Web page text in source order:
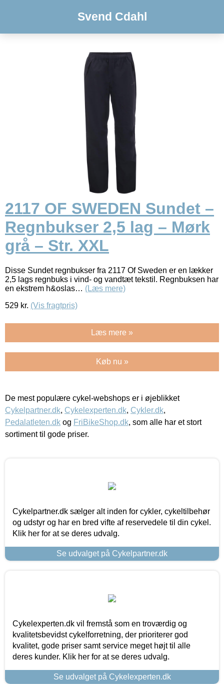
Svend Cdahl
2117 OF SWEDEN Sundet –
Regnbukser 2,5 lag – Mørk
grå – Str. XXL
Disse Sundet regnbukser fra 2117 Of Sweden er en lækker
2,5 lags regnbuks i vind- og vandtæt tekstil. Regnbuksen har
en ekstrem h&oslas… (Læs mere)
529 kr. (Vis fragtpris)
Læs mere »
Køb nu »
De mest populære cykel-webshops er i øjeblikket
Cykelpartner.dk, Cykelexperten.dk, Cykler.dk,
Pedalatleten.dk og FriBikeShop.dk, som alle har et stort
sortiment til gode priser.
Cykelpartner.dk sælger alt inden for cykler, cykeltilbehør
og udstyr og har en bred vifte af reservedele til din cykel.
Klik her for at se deres udvalg.
Se udvalget på Cykelpartner.dk
Cykelexperten.dk vil fremstå som en troværdig og
kvalitetsbevidst cykelforretning, der prioriterer god
kvalitet, gode priser samt service meget højt til alle
deres kunder. Klik her for at se deres udvalg.
Se udvalget på Cykelexperten.dk